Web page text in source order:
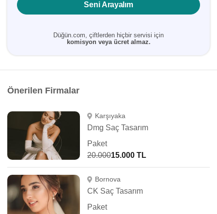
Seni Arayalım
Düğün.com, çiftlerden hiçbir servisi için
komisyon veya ücret almaz.
Önerilen Firmalar
Karşıyaka
Dmg Saç Tasarım
Paket
20.00015.000 TL
Bornova
CK Saç Tasarım
Paket